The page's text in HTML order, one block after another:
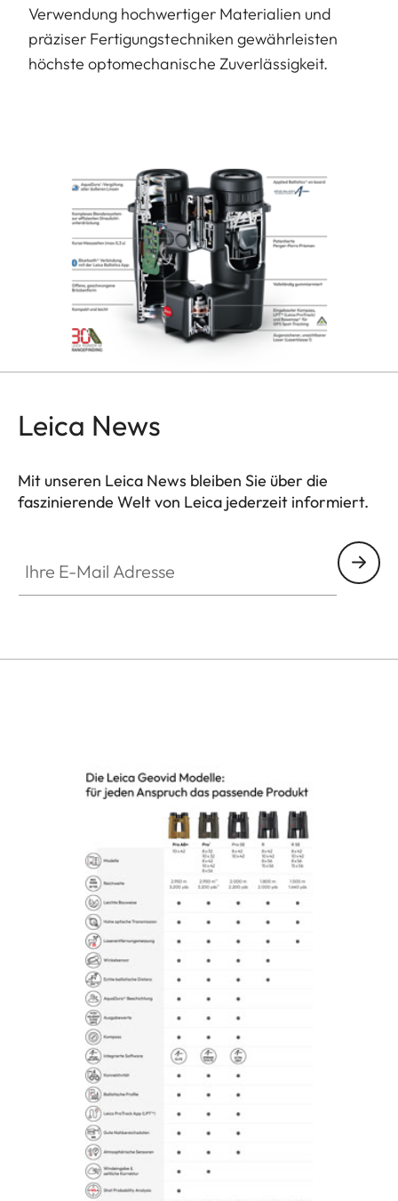
Verwendung hochwertiger Materialien und
präziser Fertigungstechniken gewährleisten
höchste optomechanische Zuverlässigkeit.
Leica News
Mit unseren Leica News bleiben Sie über die
faszinierende Welt von Leica jederzeit informiert.